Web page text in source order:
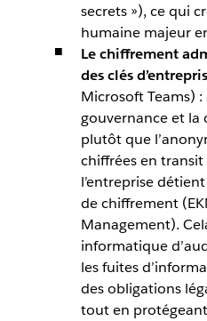
secrets »), ce qui
humaine majeur
Le chiffrement
des clés
Microsoft Teams)
gouvernance et
plutôt que
chiffrées en
l’entreprise
de chiffrement
Management).
informatique
les fuites
des obligations
tout en